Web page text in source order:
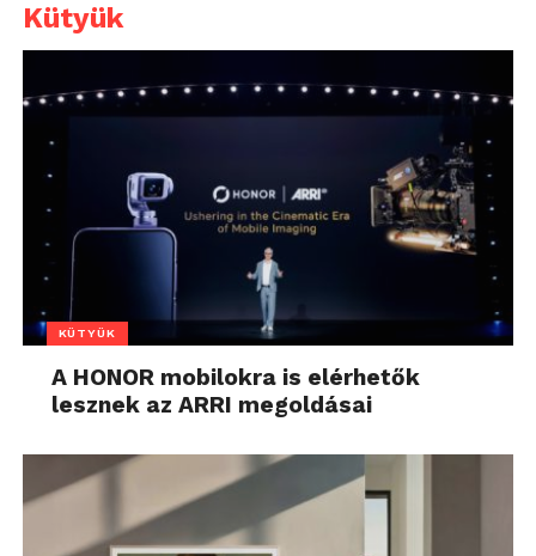
Kütyük
KÜTYÜK
A HONOR mobilokra is elérhetők
lesznek az ARRI megoldásai